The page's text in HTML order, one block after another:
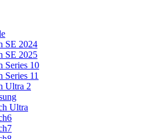
SE 2024
SE 2025
Series 10
Series 11
Ultra 2
Ultra